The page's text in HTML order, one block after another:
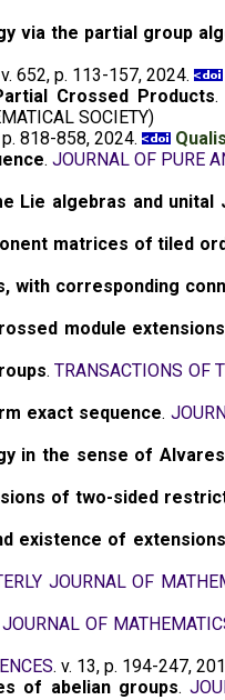
via the partial group
652, p. 113-157, 2024.
Crossed Products.
SOCIETY)
p. 818-858, 2024.
.JOURNAL OF PURE
Lie algebras and unital
matrices of tiled
with corresponding
module
.TRANSACTIONS OF
exact sequence.
in the sense of
of two-sided
existence of
JOURNAL OF
JOURNAL OF
. v. 13, p. 194-247,
of abelian groups.